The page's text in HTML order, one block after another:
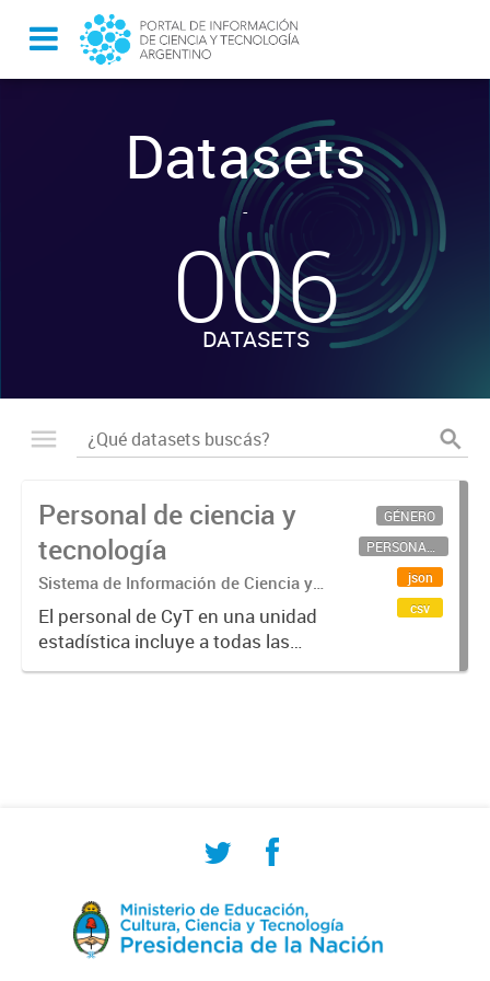
Datasets
-
006
DATASETS
Personal de ciencia y
tecnología
Sistema de Información de Ciencia y
Tecnología Argentino (SICYTAR)
El personal de CyT en una unidad
estadística incluye a todas las
personas involucradas
GÉNERO
PERSONAL CIENTÍFICO-TECNOLÓGICO
json
csv